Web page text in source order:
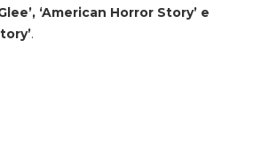
‘American Horror Story’ e
.